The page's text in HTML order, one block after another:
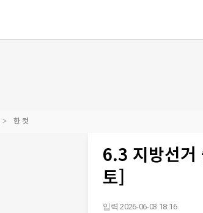
한 컷
6.3 지방선거
토]
입력 2026-06-03 18:16